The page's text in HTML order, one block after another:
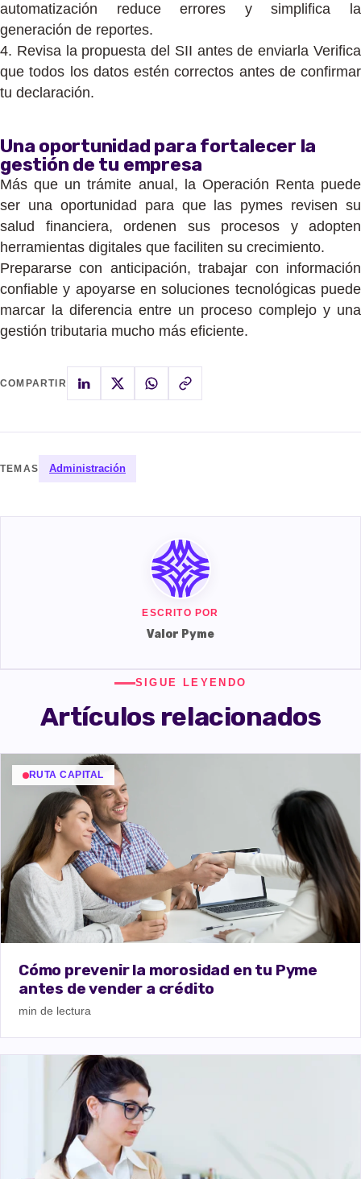
automatización reduce errores y simplifica la
generación de reportes.
4. Revisa la propuesta del SII antes de enviarla Verifica
que todos los datos estén correctos antes de confirmar
tu declaración.
Una oportunidad para fortalecer la
gestión de tu empresa
Más que un trámite anual, la Operación Renta puede
ser una oportunidad para que las pymes revisen su
salud financiera, ordenen sus procesos y adopten
herramientas digitales que faciliten su crecimiento.
Prepararse con anticipación, trabajar con información
confiable y apoyarse en soluciones tecnológicas puede
marcar la diferencia entre un proceso complejo y una
gestión tributaria mucho más eficiente.
COMPARTIR
TEMAS Administración
ESCRITO POR
Valor Pyme
SIGUE LEYENDO
Artículos relacionados
RUTA CAPITAL
Cómo prevenir la morosidad en tu Pyme
antes de vender a crédito
min de lectura